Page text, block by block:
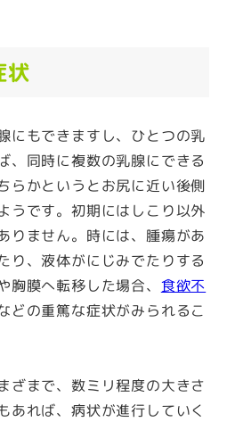
状
にもできますし、ひとつの乳
、同時に複数の乳腺にできる
らかというとお尻に近い後側
うです。初期にはしこり以外
りません。時には、腫瘍があ
り、液体がにじみでたりする
胸膜へ転移した場合、 食欲不
どの重篤な症状がみられるこ
ざまで、数ミリ程度の大きさ
あれば、病状が進行していく